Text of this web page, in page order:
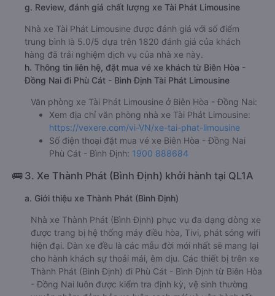
g. Review, đánh giá chất lượng xe Tài Phát Limousine
Nhà xe Tài Phát Limousine được đánh giá với số điểm
trung bình là 5.0/5 dựa trên 1820 đánh giá của khách
hàng đã trải nghiệm dịch vụ của nhà xe này.
h. Thông tin liên hệ, đặt mua vé xe khách từ Biên Hòa -
Đồng Nai đi Phù Cát - Bình Định Tài Phát Limousine
Văn phòng xe Tài Phát Limousine ở Biên Hòa - Đồng Nai:
Xem địa chỉ văn phòng nhà xe Tài Phát Limousine:
https://vexere.com/vi-VN/xe-tai-phat-limousine
Số điện thoại đặt mua vé xe Biên Hòa - Đồng Nai
Phù Cát - Bình Định: 1900 888684
🚌 3. Xe Thành Phát (Bình Định) khởi hành tại QL1A
a. Giới thiệu xe Thành Phát (Bình Định)
Nhà xe Thành Phát (Bình Định) phục vụ đa dạng dòng xe
được trang bị hệ thống máy điều hòa, Tivi, phát sóng wifi
hiện đại. Dàn xe đều là các mẫu đời mới nhất sẽ mang lại
cho hành khách sự thoải mái, êm dịu. Các thiết bị trên xe
Thành Phát (Bình Định) đi Phù Cát - Bình Định từ Biên Hòa
- Đồng Nai luôn được kiểm tra định kỳ, vệ sinh thường